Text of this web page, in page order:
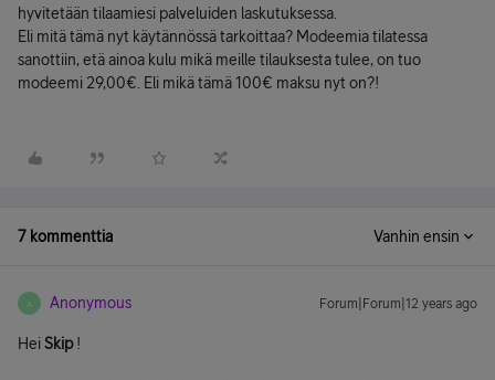
hyvitetään tilaamiesi palveluiden laskutuksessa.
Eli mitä tämä nyt käytännössä tarkoittaa? Modeemia tilatessa
sanottiin, etä ainoa kulu mikä meille tilauksesta tulee, on tuo
modeemi 29,00€. Eli mikä tämä 100€ maksu nyt on?!
7 kommenttia Vanhin ensin
A Anonymous Forum|Forum|12 years ago
HeiSkip!